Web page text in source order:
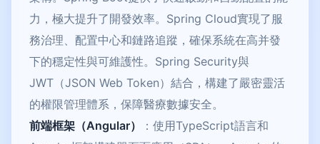
力，極大提升了開發效率。Spring Cloud實現了服
務治理、配置中心和鏈路追蹤，確保系統在高并發
下的穩定性與可維護性。Spring Security與
JWT（JSON Web Token）結合，構建了嚴密靈活
的權限管理體系，保障醫療數據安全。
前端框架（Angular）
：使用TypeScript語言和